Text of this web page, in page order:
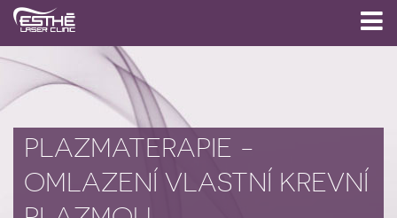
PLAZMATERAPIE -
OMLAZENÍ VLASTNÍ KREVNÍ